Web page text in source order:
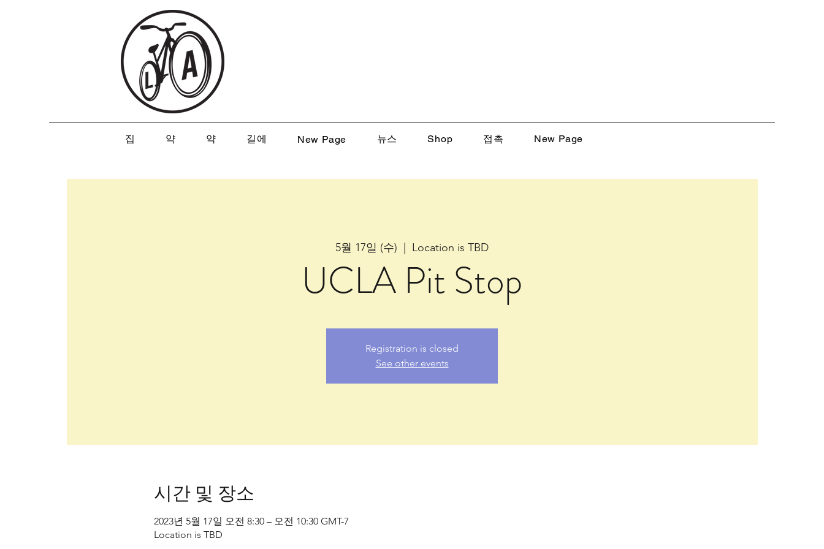
집 약 약 길에 New Page 뉴스 Shop 접촉 New Page
5월 17일 (수) Location is TBD
UCLA Pit Stop
Registration is closed
See other events
시간 및 장소
2023년 5월 17일 오전 8:30 – 오전 10:30 GMT-7
Location is TBD